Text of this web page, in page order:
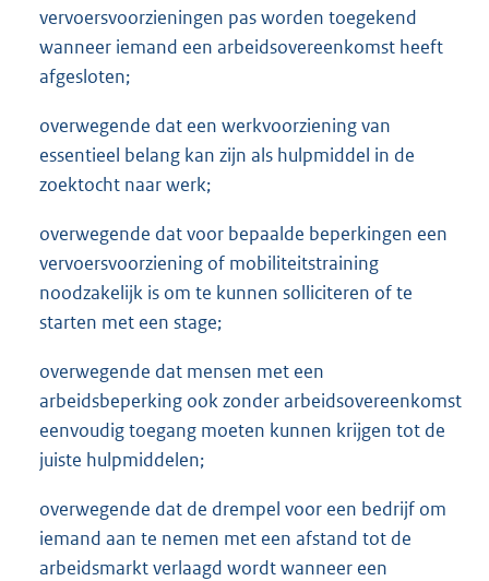
vervoersvoorzieningen pas worden toegekend
wanneer iemand een arbeidsovereenkomst heeft
afgesloten;
overwegende dat een werkvoorziening van
essentieel belang kan zijn als hulpmiddel in de
zoektocht naar werk;
overwegende dat voor bepaalde beperkingen een
vervoersvoorziening of mobiliteitstraining
noodzakelijk is om te kunnen solliciteren of te
starten met een stage;
overwegende dat mensen met een
arbeidsbeperking ook zonder arbeidsovereenkomst
eenvoudig toegang moeten kunnen krijgen tot de
juiste hulpmiddelen;
overwegende dat de drempel voor een bedrijf om
iemand aan te nemen met een afstand tot de
arbeidsmarkt verlaagd wordt wanneer een